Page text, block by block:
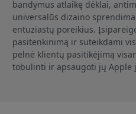
bandymus atlaikę dėklai,
universalūs dizaino
entuziastų poreikius.
pasitenkinimą ir suteikdami
pelnė klientų pasitikėjimą
tobulinti ir apsaugoti jų Apple